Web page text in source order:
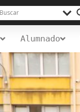
Alumnado